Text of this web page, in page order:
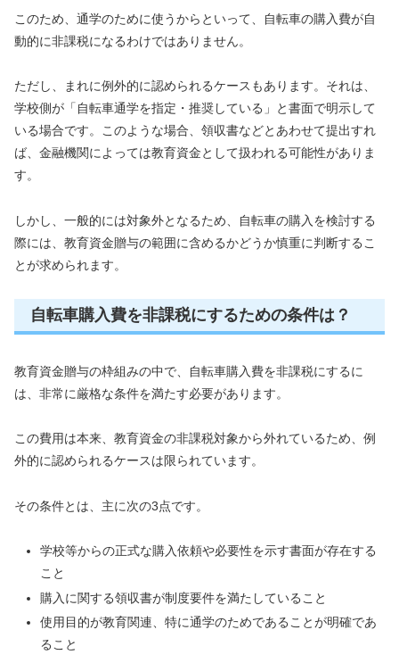
このため、通学のために使うからといって、自転車の購入費が自
動的に非課税になるわけではありません。
ただし、まれに例外的に認められるケースもあります。それは、
学校側が「自転車通学を指定・推奨している」と書面で明示して
いる場合です。このような場合、領収書などとあわせて提出すれ
ば、金融機関によっては教育資金として扱われる可能性がありま
す。
しかし、一般的には対象外となるため、自転車の購入を検討する
際には、教育資金贈与の範囲に含めるかどうか慎重に判断するこ
とが求められます。
自転車購入費を非課税にするための条件は？
教育資金贈与の枠組みの中で、自転車購入費を非課税にするに
は、非常に厳格な条件を満たす必要があります。
この費用は本来、教育資金の非課税対象から外れているため、例
外的に認められるケースは限られています。
その条件とは、主に次の3点です。
学校等からの正式な購入依頼や必要性を示す書面が存在する
こと
購入に関する領収書が制度要件を満たしていること
使用目的が教育関連、特に通学のためであることが明確であ
ること